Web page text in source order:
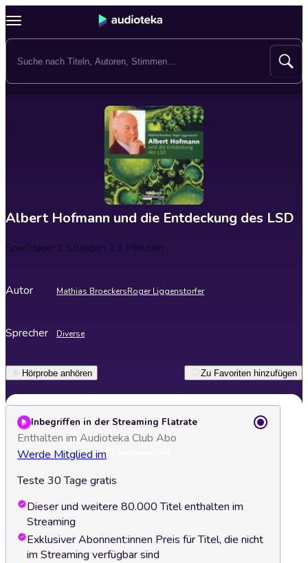
Albert Hofmann und die Entdeckung des LSD
Spieldauer1 Stunden 13 Minuten
Autor Mathias BroeckersRoger Liggenstorfer
Sprecher Diverse
Hörprobe anhören Zu Favoriten hinzufügen
Inbegriffen in der Streaming Flatrate
Enthalten im Audioteka Club Abo
Werde Mitglied im
Teste 30 Tage gratis
Dieser und weitere 80.000 Titel enthalten im
Streaming
Exklusiver Abonnent:innen Preis für Titel, die nicht
im Streaming verfügbar sind